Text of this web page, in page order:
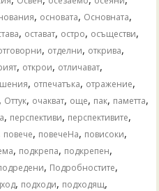
, основата, Основната,
, остават, остро, осъществи,
, отделни, открива,
, открои, отличават,
, отпечатъка, отражение,
, Оттук, очакват, още, пак, паметта,
, перспективи, перспективите,
повече, повечеНа, повисоки,
, подкрепа, подкрепен,
, Подробностите,
, подходи, подходящ,